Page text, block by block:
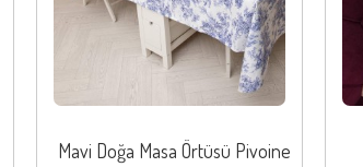
Mavi Doğa Masa Örtüsü Pivoine